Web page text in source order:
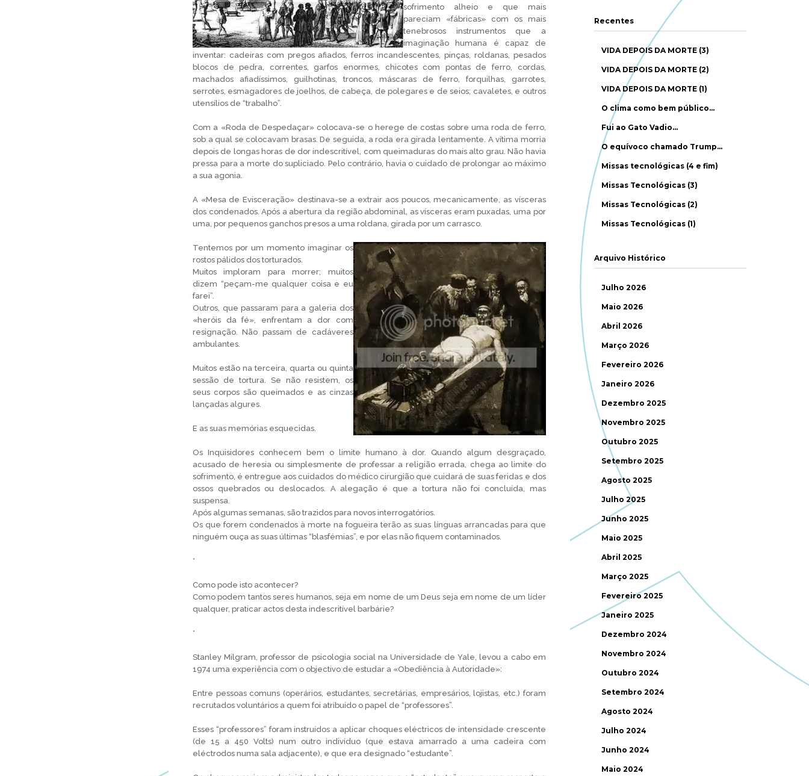
sofrimento alheio e que mais
pareciam «fábricas» com os mais
tenebrosos instrumentos que a
imaginação humana é capaz de
inventar: cadeiras com pregos afiados, ferros incandescentes, pinças, roldanas, pesados
blocos de pedra, correntes, garfos enormes, chicotes com pontas de ferro, cordas,
machados afiadíssimos, guilhotinas, troncos, máscaras de ferro, forquilhas, garrotes,
serrotes, esmagadores de joelhos, de cabeça, de polegares e de seios; cavaletes, e outros
utensílios de “trabalho”.
Com a «Roda de Despedaçar» colocava-se o herege de costas sobre uma roda de ferro,
sob a qual se colocavam brasas. De seguida, a roda era girada lentamente. A vítima morria
depois de longas horas de dor indescritível, com queimaduras do mais alto grau. Não havia
pressa para a morte do supliciado. Pelo contrário, havia o cuidado de prolongar ao máximo
a sua agonia.
A «Mesa de Evisceração» destinava-se a extrair aos poucos, mecanicamente, as vísceras
dos condenados. Após a abertura da região abdominal, as vísceras eram puxadas, uma por
uma, por pequenos ganchos presos a uma roldana, girada por um carrasco.
Tentemos por um momento imaginar os
rostos pálidos dos torturados.
Muitos imploram para morrer; muitos
dizem “peçam-me qualquer coisa e eu
farei”.
Outros, que passaram para a galeria dos
«heróis da fé», enfrentam a dor com
resignação. Não passam de cadáveres
ambulantes.
Muitos estão na terceira, quarta ou quinta
sessão de tortura. Se não resistem, os
seus corpos são queimados e as cinzas
lançadas algures.
E as suas memórias esquecidas.
Os Inquisidores conhecem bem o limite humano à dor. Quando algum desgraçado,
acusado de heresia ou simplesmente de professar a religião errada, chega ao limite do
sofrimento, é entregue aos cuidados do médico cirurgião que cuidará de suas feridas e dos
ossos quebrados ou deslocados. A alegação é que a tortura não foi concluída, mas
suspensa.
Após algumas semanas, são trazidos para novos interrogatórios.
Os que forem condenados à morte na fogueira terão as suas línguas arrancadas para que
ninguém ouça as suas últimas “blasfémias”, e por elas não fiquem contaminados.
*
Como pode isto acontecer?
Como podem tantos seres humanos, seja em nome de um Deus seja em nome de um líder
qualquer, praticar actos desta indescritível barbárie?
*
Stanley Milgram, professor de psicologia social na Universidade de Yale, levou a cabo em
1974 uma experiência com o objectivo de estudar a «Obediência à Autoridade»:
Entre pessoas comuns (operários, estudantes, secretárias, empresários, lojistas, etc.) foram
recrutados voluntários a quem foi atribuído o papel de “professores”.
Esses “professores” foram instruídos a aplicar choques eléctricos de intensidade crescente
(de 15 a 450 Volts) num outro indivíduo (que estava amarrado a uma cadeira com
eléctrodos numa sala adjacente), e que era designado “estudante”.
Recentes
VIDA DEPOIS DA MORTE (3)
VIDA DEPOIS DA MORTE (2)
VIDA DEPOIS DA MORTE (1)
O clima como bem público…
Fui ao Gato Vadio…
O equívoco chamado Trump…
Missas tecnológicas (4 e fim)
Missas Tecnológicas (3)
Missas Tecnológicas (2)
Missas Tecnológicas (1)
Arquivo Histórico
Julho 2026
Maio 2026
Abril 2026
Março 2026
Fevereiro 2026
Janeiro 2026
Dezembro 2025
Novembro 2025
Outubro 2025
Setembro 2025
Agosto 2025
Julho 2025
Junho 2025
Maio 2025
Abril 2025
Março 2025
Fevereiro 2025
Janeiro 2025
Dezembro 2024
Novembro 2024
Outubro 2024
Setembro 2024
Agosto 2024
Julho 2024
Junho 2024
Maio 2024